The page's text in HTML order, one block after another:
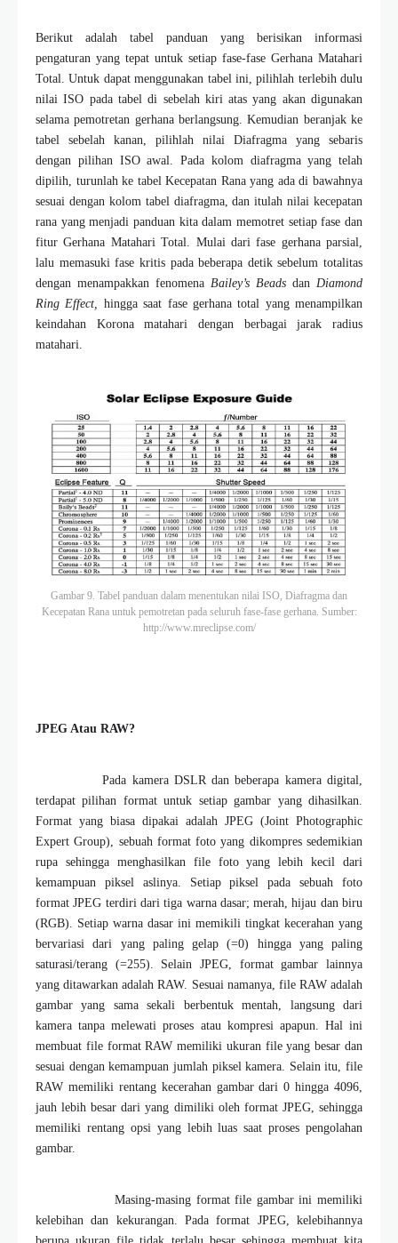
Berikut adalah tabel panduan yang berisikan informasi
pengaturan yang tepat untuk setiap fase-fase Gerhana Matahari
Total. Untuk dapat menggunakan tabel ini, pilihlah terlebih dulu
nilai ISO pada tabel di sebelah kiri atas yang akan digunakan
selama pemotretan gerhana berlangsung. Kemudian beranjak ke
tabel sebelah kanan, pilihlah nilai Diafragma yang sebaris
dengan pilihan ISO awal. Pada kolom diafragma yang telah
dipilih, turunlah ke tabel Kecepatan Rana yang ada di bawahnya
sesuai dengan kolom tabel diafragma, dan itulah nilai kecepatan
rana yang menjadi panduan kita dalam memotret setiap fase dan
fitur Gerhana Matahari Total. Mulai dari fase gerhana parsial,
lalu memasuki fase kritis pada beberapa detik sebelum totalitas
dengan menampakkan fenomena Bailey’s Beads dan Diamond
Ring Effect, hingga saat fase gerhana total yang menampilkan
keindahan Korona matahari dengan berbagai jarak radius
matahari.
Gambar 9. Tabel panduan dalam menentukan nilai ISO, Diafragma dan
Kecepatan Rana untuk pemotretan pada seluruh fase-fase gerhana. Sumber:
http://www.mreclipse.com/
JPEG Atau RAW?
Pada kamera DSLR dan beberapa kamera digital,
terdapat pilihan format untuk setiap gambar yang dihasilkan.
Format yang biasa dipakai adalah JPEG (Joint Photographic
Expert Group), sebuah format foto yang dikompres sedemikian
rupa sehingga menghasilkan file foto yang lebih kecil dari
kemampuan piksel aslinya. Setiap piksel pada sebuah foto
format JPEG terdiri dari tiga warna dasar; merah, hijau dan biru
(RGB). Setiap warna dasar ini memikili tingkat kecerahan yang
bervariasi dari yang paling gelap (=0) hingga yang paling
saturasi/terang (=255). Selain JPEG, format gambar lainnya
yang ditawarkan adalah RAW. Sesuai namanya, file RAW adalah
gambar yang sama sekali berbentuk mentah, langsung dari
kamera tanpa melewati proses atau kompresi apapun. Hal ini
membuat file format RAW memiliki ukuran file yang besar dan
sesuai dengan kemampuan jumlah piksel kamera. Selain itu, file
RAW memiliki rentang kecerahan gambar dari 0 hingga 4096,
jauh lebih besar dari yang dimiliki oleh format JPEG, sehingga
memiliki rentang opsi yang lebih luas saat proses pengolahan
gambar.
Masing-masing format file gambar ini memiliki
kelebihan dan kekurangan. Pada format JPEG, kelebihannya